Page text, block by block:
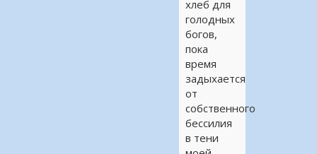
хлеб для
голодных
богов,
пока
время
задыхается
от
собственного
бессилия
в тени